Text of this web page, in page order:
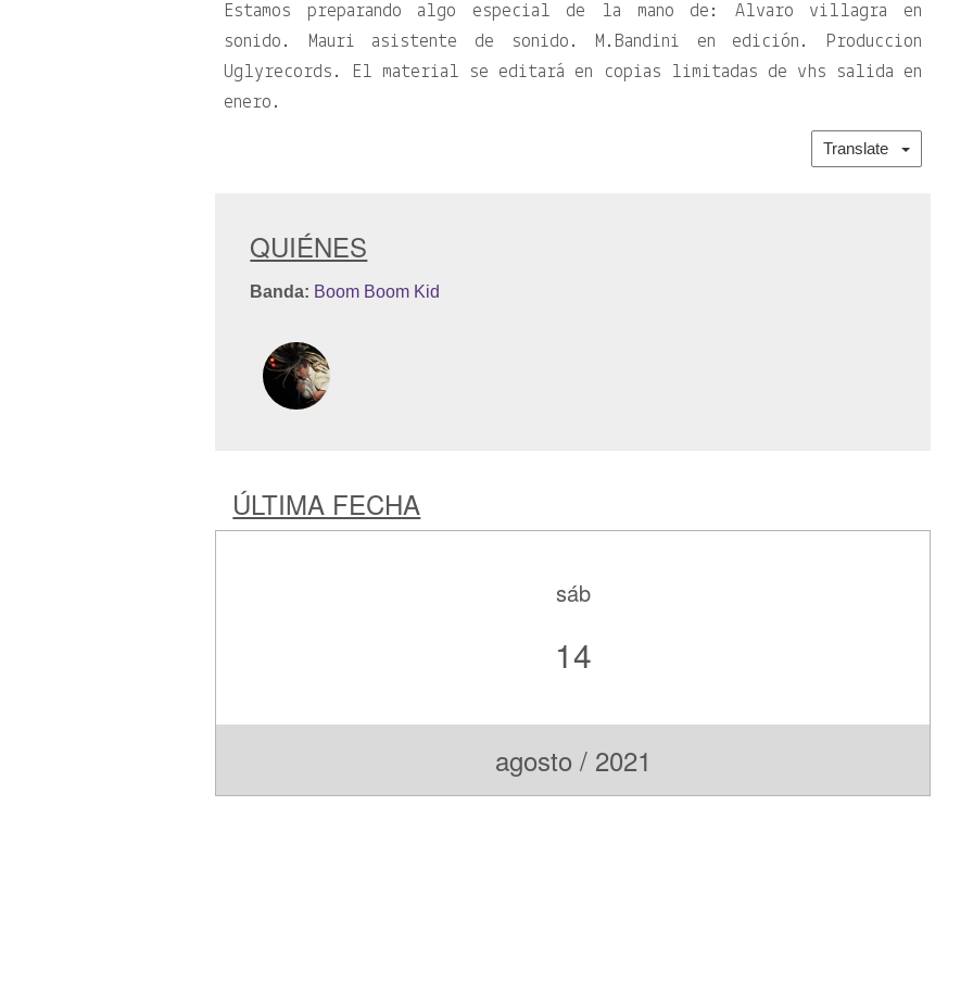
‪Estamos preparando algo especial ‬de la mano de: Alvaro villagra en
sonido. Mauri asistente de sonido. M.Bandini en edición. Produccion
Uglyrecords. El material se editará en copias limitadas de vhs salida en
enero. ‬
Translate
QUIÉNES
Banda: Boom Boom Kid
ÚLTIMA FECHA
sáb
14
agosto / 2021